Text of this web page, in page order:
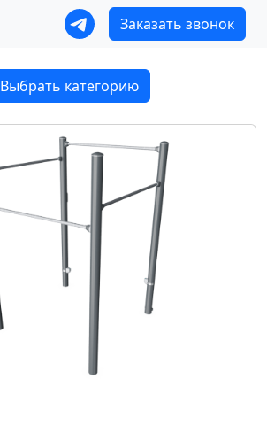
Заказать звонок
Выбрать категорию